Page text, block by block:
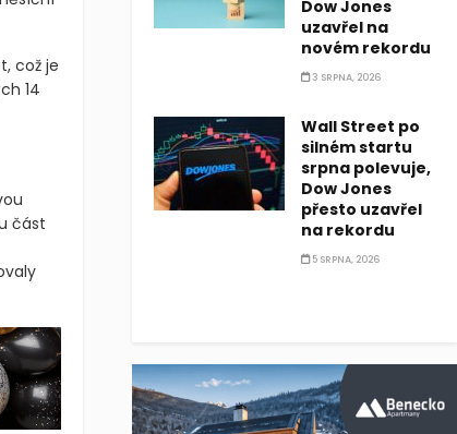
což je
14
část
Dow Jones
uzavřel na
novém rekordu
3 SRPNA, 2026
Wall Street po
silném startu
srpna polevuje,
Dow Jones
přesto uzavřel
na rekordu
5 SRPNA, 2026